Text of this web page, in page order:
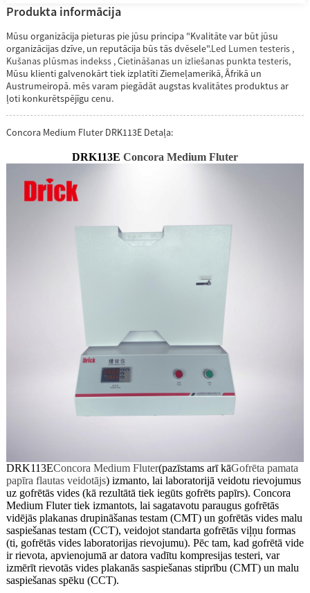
Produkta informācija
Mūsu organizācija pieturas pie jūsu principa "Kvalitāte var būt jūsu
organizācijas dzīve, un reputācija būs tās dvēsele".Led Lumen testeris,
Kušanas plūsmas indekss,Cietināšanas un izliešanas punkta testeris,
Mūsu klienti galvenokārt tiek izplatīti Ziemeļamerikā, Āfrikā un
Austrumeiropā. mēs varam piegādāt augstas kvalitātes produktus ar
ļoti konkurētspējīgu cenu.
Concora Medium Fluter DRK113E Detaļa:
DRK113E Concora Medium Fluter
DRK113EConcora Medium Fluter(pazīstams arī kāGofrēta pamata
papīra flautas veidotājs) izmanto, lai laboratorijā veidotu rievojumus
uz gofrētās vides (kā rezultātā tiek iegūts gofrēts papīrs). Concora
Medium Fluter tiek izmantots, lai sagatavotu paraugus gofrētās
vidējās plakanas drupināšanas testam (CMT) un gofrētās vides malu
saspiešanas testam (CCT), veidojot standarta gofrētās viļņu formas
(ti, gofrētās vides laboratorijas rievojumu). Pēc tam, kad gofrētā vide
ir rievota, apvienojumā ar datora vadītu kompresijas testeri, var
izmērīt rievotās vides plakanās saspiešanas stiprību (CMT) un malu
saspiešanas spēku (CCT).